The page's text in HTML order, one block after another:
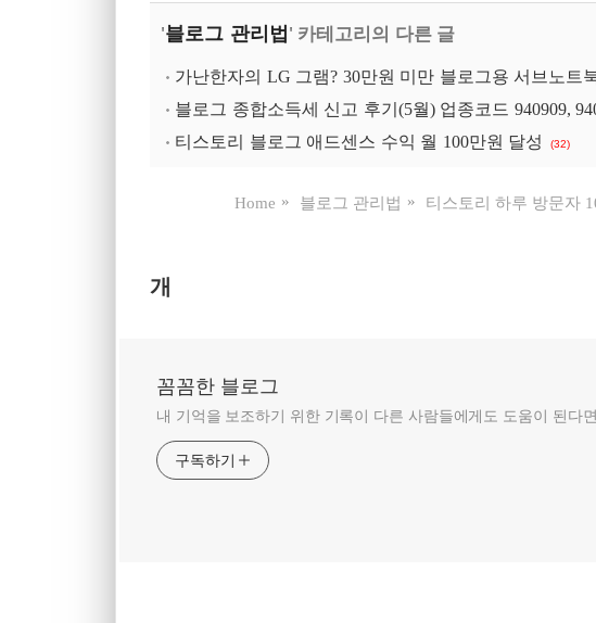
'블로그 관리법' 카테고리의 다른 글
가난한자의 LG 그램? 30만원 미만 블로그용 서브노트
블로그 종합소득세 신고 후기(5월) 업종코드 940909,
티스토리 블로그 애드센스 수익 월 100만원 달성 (32)
Home 블로그 관리법 티스토리 하루 방문자
개
꼼꼼한 블로그
내 기억을 보조하기 위한 기록이 다른 사람들에게도 도움이 된다
구독하기